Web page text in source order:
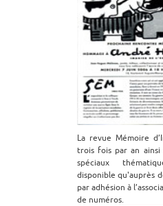
La revue Mémoire
trois fois par an
spéciaux
disponible qu'auprès
par adhésion à
de numéros.